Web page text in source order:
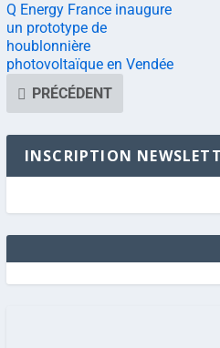
Q Energy France inaugure
un prototype de
houblonnière
photovoltaïque en Vendée
PRÉCÉDENT
INSCRIPTION